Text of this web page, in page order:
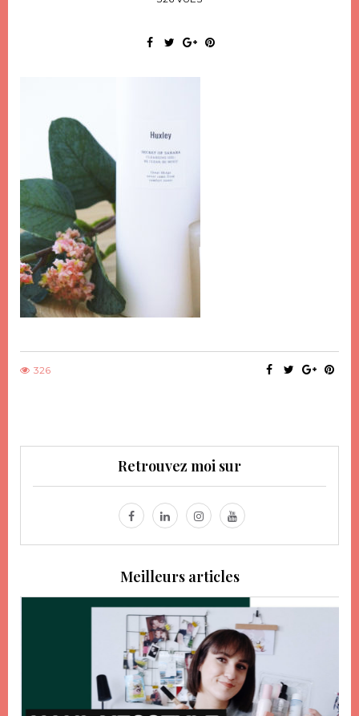
326
Retrouvez moi sur
Meilleurs articles